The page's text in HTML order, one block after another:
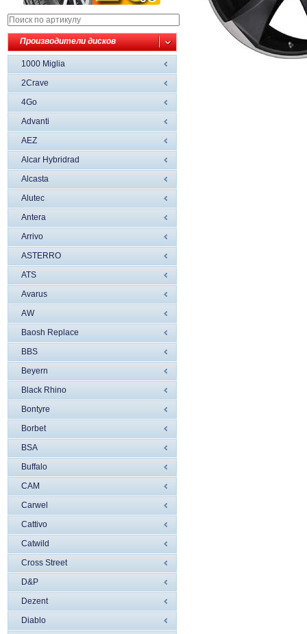
Производители дисков
1000 Miglia
2Crave
4Go
Advanti
AEZ
Alcar Hybridrad
Alcasta
Alutec
Antera
Arrivo
ASTERRO
ATS
Avarus
AW
Baosh Replace
BBS
Beyern
Black Rhino
Bontyre
Borbet
BSA
Buffalo
CAM
Carwel
Cattivo
Catwild
Cross Street
D&P
Dezent
Diablo